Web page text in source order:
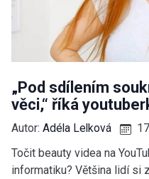
„Pod sdílením
věci,“ říká
Autor: Adéla Lelková
Točit beauty videa na
informatiku? Většina lidí si